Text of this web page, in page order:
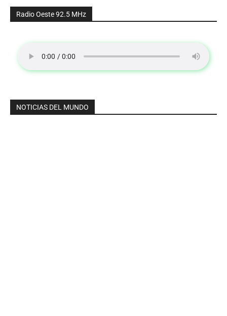
Radio Oeste 92.5 MHz
NOTICIAS DEL MUNDO